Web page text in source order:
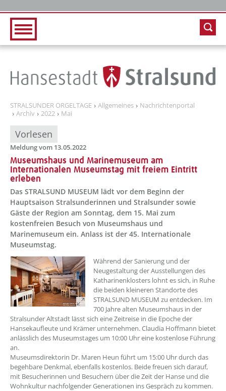
STRALSUNDER ORGELTAGE Allgemeines
Nachrichtenportal
Archiv
2022 Mai
Vorlesen
Meldung vom 13.05.2022
Museumshaus und Marinemuseum am
Internationalen Museumstag mit freiem Eintritt
erleben
Das STRALSUND MUSEUM lädt vor dem Beginn der
Hauptsaison Stralsunderinnen und Stralsunder sowie
Gäste der Region am Sonntag, dem 15. Mai zum
kostenfreien Besuch von Museumshaus und
Marinemuseum ein. Anlass ist der 45. Internationale
Museumstag.
??? absaetzeOben[1]/titel ???
Während der Sanierung und der
Neugestaltung der Ausstellungen des
Katharinenklosters lohnt es sich, in Ruhe
die beiden kleineren Standorte des
STRALSUND MUSEUM zu entdecken. Im
700 Jahre alten Museumshaus in der
Stralsunder Altstadt lässt sich eine Zeitreise in die Epoche der
Hansekaufleute und Krämer unternehmen. Claudia Hoffmann bietet
anlässlich des Museumstages um 10:00 Uhr eine kostenlose Führung
an.
Museumsdirektorin Dr. Maren Heun führt um 15:00 Uhr durch das
begehbare Denkmal, ebenfalls kostenlos. Beide freuen sich darauf,
mit Besucherinnen und Besuchern über die Zeit der Hanse und die
Wohnkultur nachfolgender Generationen ins Gespräch zu kommen.